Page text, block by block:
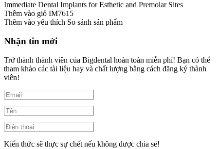
Immediate Dental Implants for Esthetic and Premolar Sites
Thêm vào giỏ IM7615
Thêm vào yêu thích So sánh sản phẩm
Nhận tin mới
Trở thành thành viên của Bigdental hoàn toàn miễn phí! Bạn có thể
tham khảo các tài liệu hay và chất lượng bằng cách đăng ký thành
viên!
Kiến thức sẽ thực sự chết nếu không được chia sẻ!